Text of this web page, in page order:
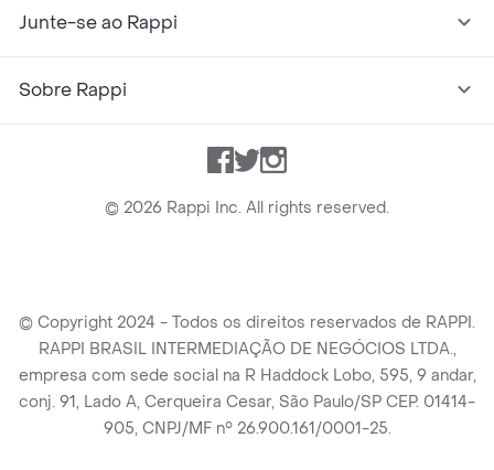
Junte-se ao Rappi
Sobre Rappi
Facebook
TwitterInstagram
© 2026 Rappi Inc. All rights reserved.
© Copyright 2024 - Todos os direitos reservados de RAPPI.
RAPPI BRASIL INTERMEDIAÇÃO DE NEGÓCIOS LTDA.,
empresa com sede social na R Haddock Lobo, 595, 9 andar,
conj. 91, Lado A, Cerqueira Cesar, São Paulo/SP CEP. 01414-
905, CNPJ/MF n° 26.900.161/0001-25.